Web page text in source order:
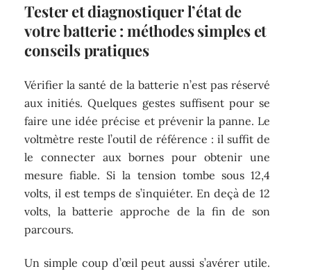
Tester et diagnostiquer l’état de
votre batterie : méthodes simples et
conseils pratiques
Vérifier la santé de la batterie n’est pas réservé
aux initiés. Quelques gestes suffisent pour se
faire une idée précise et prévenir la panne. Le
voltmètre reste l’outil de référence : il suffit de
le connecter aux bornes pour obtenir une
mesure fiable. Si la tension tombe sous 12,4
volts, il est temps de s’inquiéter. En deçà de 12
volts, la batterie approche de la fin de son
parcours.
Un simple coup d’œil peut aussi s’avérer utile.